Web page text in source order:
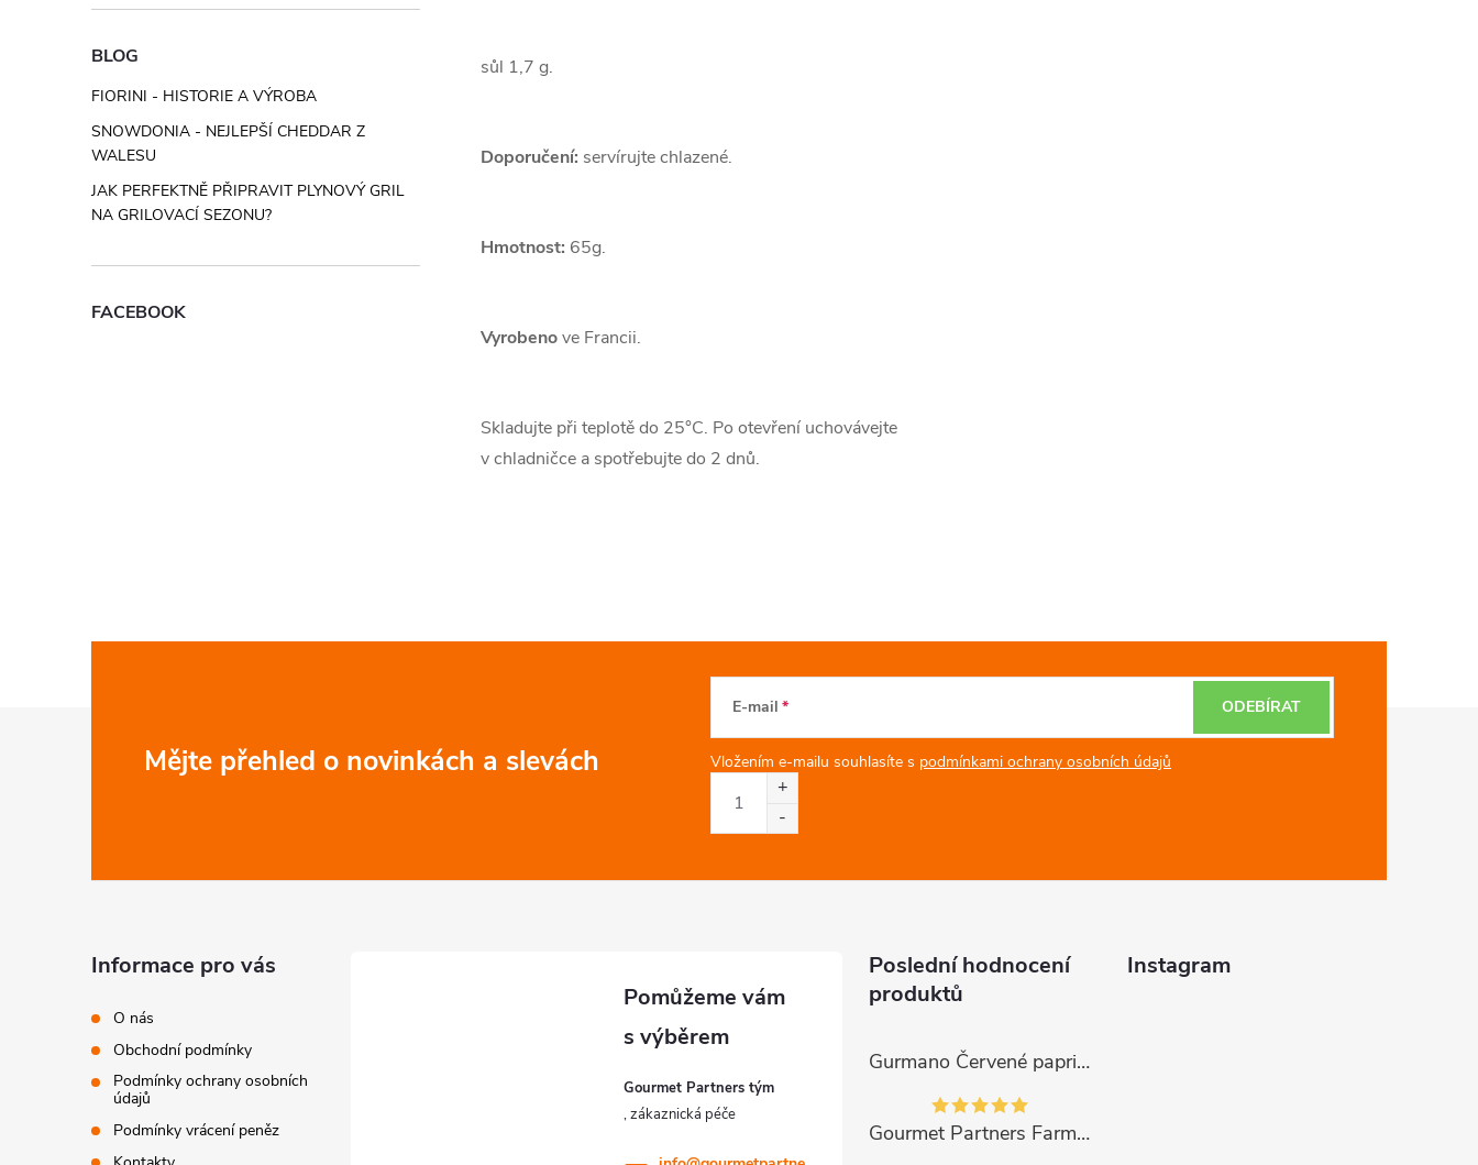
BLOG
FIORINI - HISTORIE A VÝROBA
SNOWDONIA - NEJLEPŠÍ CHEDDAR Z
WALESU
JAK PERFEKTNĚ PŘIPRAVIT PLYNOVÝ GRIL
NA GRILOVACÍ SEZONU?
FACEBOOK
sůl 1,7 g.
Doporučení: servírujte chlazené.
Hmotnost: 65g.
Vyrobenove Francii.
Skladujte při teplotě do 25°C. Po otevření uchovávejte
v chladničce a spotřebujte do 2 dnů.
Mějte přehled o novinkách a slevách
E-mail
Vložením e-mailu souhlasíte s podmínkami ochrany osobních údajů
ODEBÍRAT
Informace pro vás
O nás
Obchodní podmínky
Podmínky ochrany osobních
údajů
Podmínky vrácení peněz
Gourmet Partners tým
Poslední hodnocení
produktů
Gurmano Červené papričky plněné sýrem HOT palivé, 290g
Gourmet Partners Farmářská paštika s hříbky, 180g
Instagram